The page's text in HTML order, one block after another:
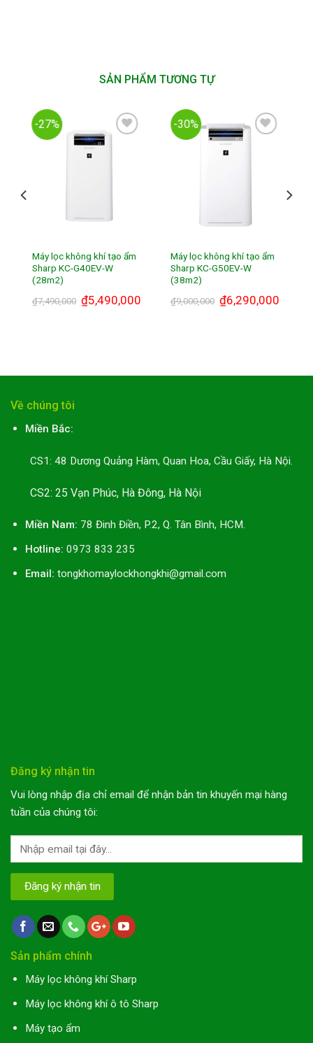
SẢN PHẨM TƯƠNG TỰ
-27%
Máy lọc không khí tạo ẩm
Sharp KC-G40EV-W
(28m2)
₫7,490,000 ₫5,490,000
-30%
Máy lọc không khí tạo ẩm
Sharp KC-G50EV-W
(38m2)
₫9,000,000 ₫6,290,000
Về chúng tôi
Miền Bắc:
CS1: 48 Dương Quảng Hàm, Quan Hoa, Cầu Giấy, Hà Nội.
CS2: 25 Vạn Phúc, Hà Đông, Hà Nội
Miền Nam: 78 Đinh Điền, P.2, Q. Tân Bình, HCM.
Hotline: 0973 833 235
Email: tongkhomaylockhongkhi@gmail.com
Đăng ký nhận tin
Vui lòng nhập địa chỉ email để nhận bản tin khuyến mại hàng
tuần của chúng tôi:
Sản phẩm chính
Máy lọc không khí Sharp
Máy lọc không khí ô tô Sharp
Máy tạo ẩm